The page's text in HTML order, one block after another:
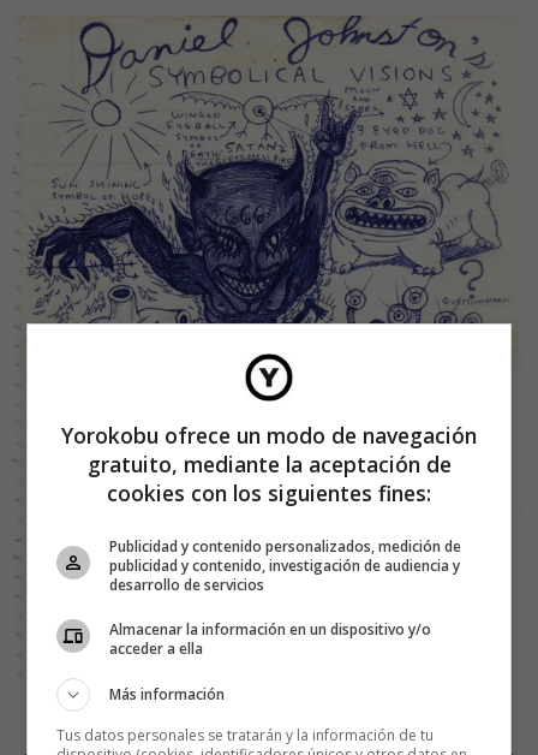
Finalmente, Johnston estará el 18 de abril en el centro
Yorokobu ofrece un modo de navegación
gratuito, mediante la aceptación de
cookies con los siguientes fines:
Publicidad y contenido personalizados, medición de
publicidad y contenido, investigación de audiencia y
desarrollo de servicios
Almacenar la información en un dispositivo y/o
acceder a ella
Más información
Tus datos personales se tratarán y la información de tu